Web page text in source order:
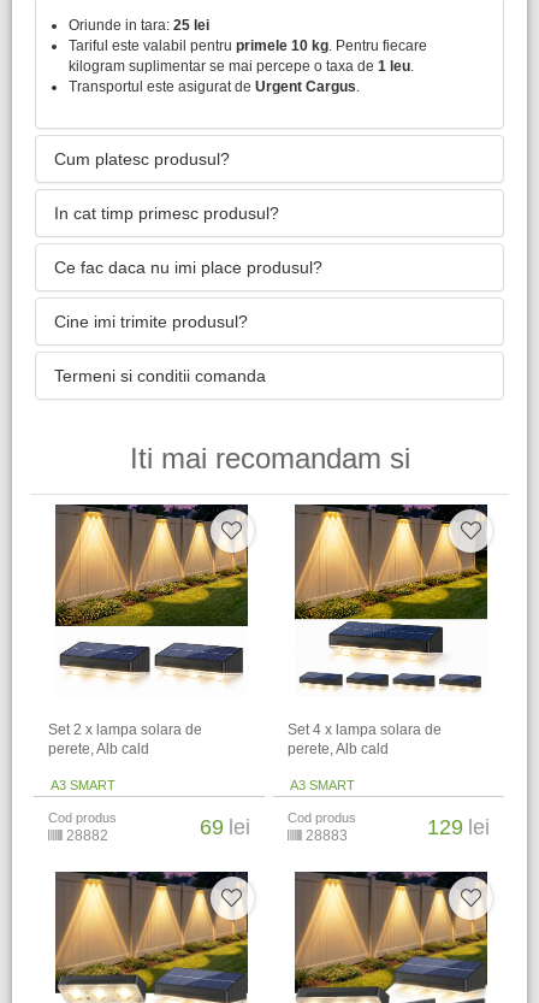
Oriunde in tara: 25 lei
Tariful este valabil pentru primele 10 kg. Pentru fiecare
kilogram suplimentar se mai percepe o taxa de 1 leu.
Transportul este asigurat de Urgent Cargus.
Cum platesc produsul?
In cat timp primesc produsul?
Ce fac daca nu imi place produsul?
Cine imi trimite produsul?
Termeni si conditii comanda
Iti mai recomandam si
Set 2 x lampa solara de
perete, Alb cald
A3 SMART
Cod produs
28882 69 lei
Set 4 x lampa solara de
perete, Alb cald
A3 SMART
Cod produs
28883 129 lei